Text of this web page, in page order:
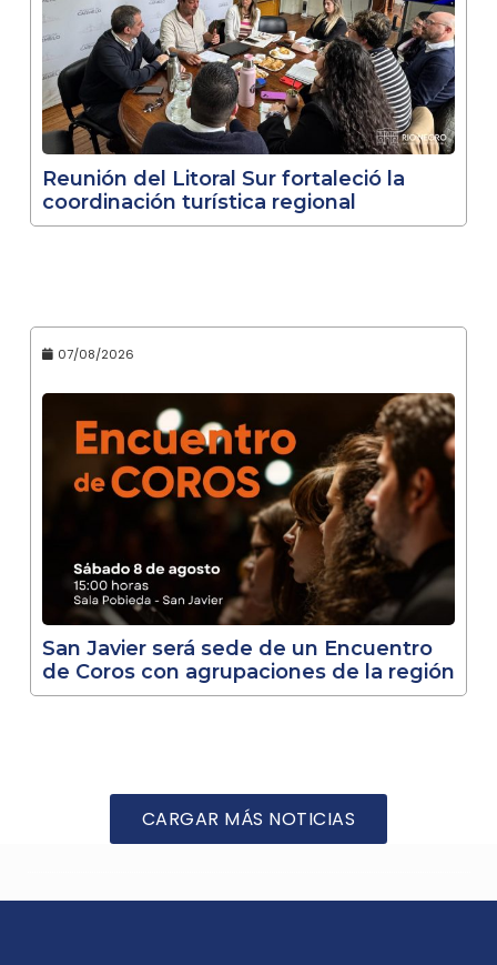
Reunión del Litoral Sur fortaleció la
coordinación turística regional
07/08/2026
San Javier será sede de un Encuentro
de Coros con agrupaciones de la región
CARGAR MÁS NOTICIAS